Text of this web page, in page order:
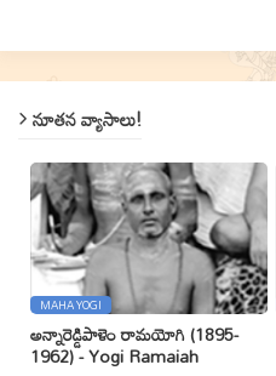
నూతన వ్యాసాలు!
MAHA YOGI
అన్నారెడ్డిపాళెం రామయోగి (1895-
1962) - Yogi Ramaiah